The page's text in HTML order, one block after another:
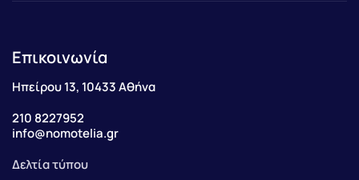
Επικοινωνία
Ηπείρου 13, 10433 Αθήνα
210 8227952
info@nomotelia.gr
Δελτία τύπου